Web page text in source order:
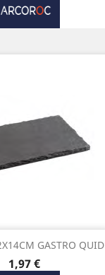
GASTRO QUID
Preço
1,97 €
Vista rápida